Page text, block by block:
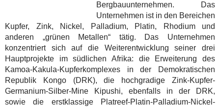
Bergbauunternehmen. Das
Unternehmen ist in den Bereichen
Kupfer, Zink, Nickel, Palladium, Platin, Rhodium und
anderen „grünen Metallen“ tätig. Das Unternehmen
konzentriert sich auf die Weiterentwicklung seiner drei
Hauptprojekte im südlichen Afrika: die Erweiterung des
Kamoa-Kakula-Kupferkomplexes in der Demokratischen
Republik Kongo (DRK), die hochgradige Zink-Kupfer-
Germanium-Silber-Mine Kipushi, ebenfalls in der DRK,
sowie die erstklassige Platreef-Platin-Palladium-Nickel-